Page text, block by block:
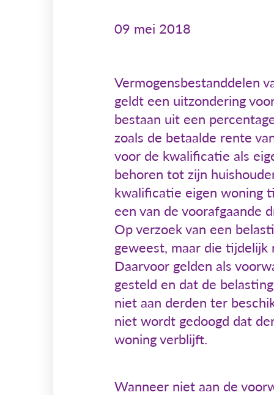
09 mei 2018
Vermogensbestanddelen
geldt een uitzondering
bestaan uit een
zoals de betaalde rente
voor de kwalificatie als
behoren tot zijn
kwalificatie eigen woning
een van de voorafgaande
Op verzoek van een
geweest, maar die
Daarvoor gelden als
gesteld en dat de
niet aan derden ter
niet wordt gedoogd dat
woning verblijft.
Wanneer niet aan de